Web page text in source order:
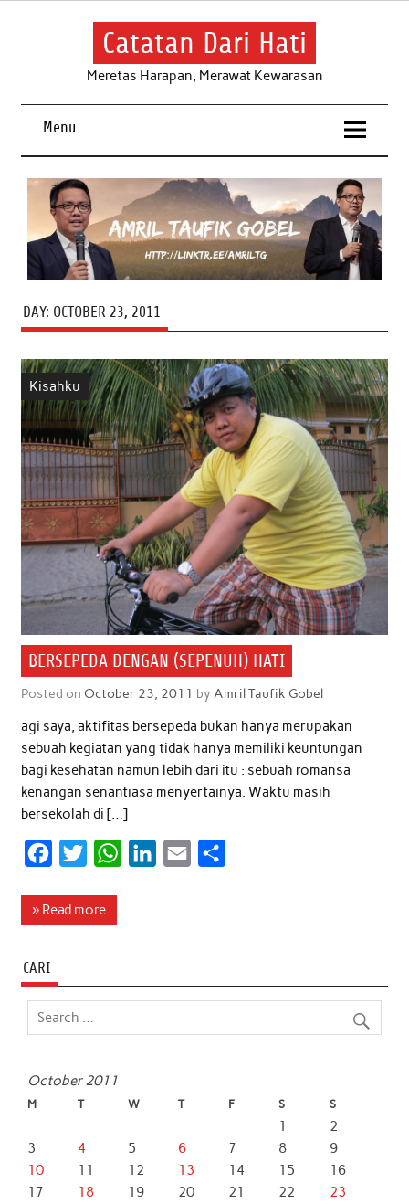
Skip
Catatan Dari Hati
Meretas Harapan, Merawat Kewarasan
Menu
DAY: OCTOBER 23, 2011
Kisahku
BERSEPEDA DENGAN (SEPENUH) HATI
Posted on October 23, 2011 by Amril Taufik Gobel
agi saya, aktifitas bersepeda bukan hanya merupakan
sebuah kegiatan yang tidak hanya memiliki keuntungan
bagi kesehatan namun lebih dari itu : sebuah romansa
kenangan senantiasa menyertainya. Waktu masih
bersekolah di […]
c
o
o
i
e
r
W
A
d
» Read more
CARI
October 2011
M T W T F S S
1
2
3
4 5 6 7 8
9
10
11 12 13 14 15
16
17
18 19 20 21 22
23